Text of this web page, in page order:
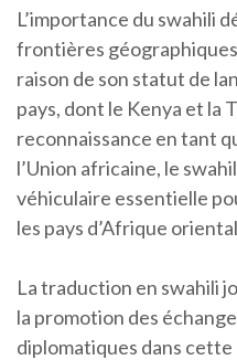
L’importance du swahili
frontières géographiques
raison de son statut de
pays, dont le Kenya et la
reconnaissance en tant
l’Union africaine, le
véhiculaire essentielle
les pays d’Afrique
La traduction en swahili
la promotion des
diplomatiques dans